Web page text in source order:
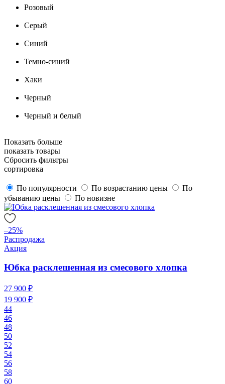
Розовый
Серый
Синий
Темно-синий
Хаки
Черный
Черный и белый
Показать больше
показать товары
Сбросить фильтры
сортировка
По популярности По возрастанию цены
По
убыванию цены
По новизне
–25%
Распродажа
Акция
Юбка расклешенная из смесового хлопка
27 900 ₽
19 900 ₽
44
46
48
50
52
54
56
58
60